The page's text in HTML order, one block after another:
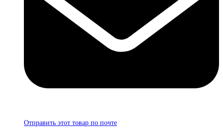
Отправить этот товар по почте